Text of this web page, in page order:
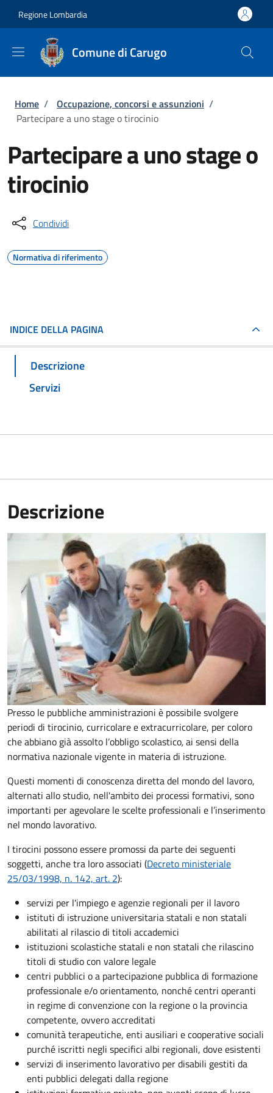
Regione Lombardia
Comune di Carugo
Briciole di pane
Home / Occupazione, concorsi e assunzioni /
Partecipare a uno stage o tirocinio
Partecipare a uno stage o
tirocinio
Condividi
Normativa di riferimento
INDICE DELLA PAGINA
Descrizione
Servizi
Descrizione
Presso le pubbliche amministrazioni è possibile svolgere
periodi di tirocinio, curricolare e extracurricolare, per coloro
che abbiano già assolto l’obbligo scolastico,ai sensi della
normativa nazionale vigente in materia di istruzione.
Questi momenti di conoscenza diretta del mondo del lavoro,
alternati allo studio, nell'ambito dei processi formativi, sono
importanti per agevolare le scelte professionali e l’inserimento
nel mondo lavorativo.
I tirocini possono essere promossi da parte dei seguenti
soggetti, anche tra loro associati (Decreto ministeriale
25/03/1998, n. 142, art. 2):
servizi per l'impiego e agenzie regionali per il lavoro
istituti di istruzione universitaria statali e non statali
abilitati al rilascio di titoli accademici
istituzioni scolastiche statali e non statali che rilascino
titoli di studio con valore legale
centri pubblici o a partecipazione pubblica di formazione
professionale e/o orientamento, nonché centri operanti
in regime di convenzione con la regione o la provincia
competente, ovvero accreditati
comunità terapeutiche, enti ausiliari e cooperative sociali
purché iscritti negli specifici albi regionali, dove esistenti
servizi di inserimento lavorativo per disabili gestiti da
enti pubblici delegati dalla regione